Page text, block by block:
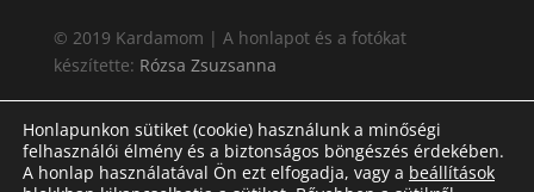
© 2019 Kardamom | A honlapot és a fotókat
készítette: Rózsa Zsuzsanna
Honlapunkon sütiket (cookie) használunk a minőségi
felhasználói élmény és a biztonságos böngészés érdekében.
A honlap használatával Ön ezt elfogadja, vagy a beállítások